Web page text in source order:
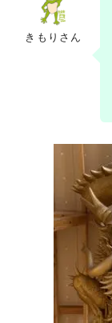
きもりさん